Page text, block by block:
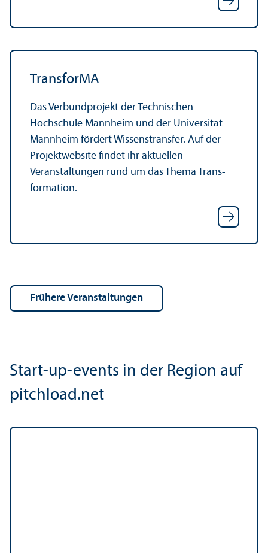
Trans­forMA
Das Verbund­projekt der Technischen
Hochschule Mannheim und der Universität
Mannheim fördert Wissenstrans­fer. Auf der
Projektwebsite findet ihr aktuellen
Veranstaltungen rund um das Thema Trans­
formation.
frühere Veranstaltungen
Start-up-events in der Region auf
pitchload.net